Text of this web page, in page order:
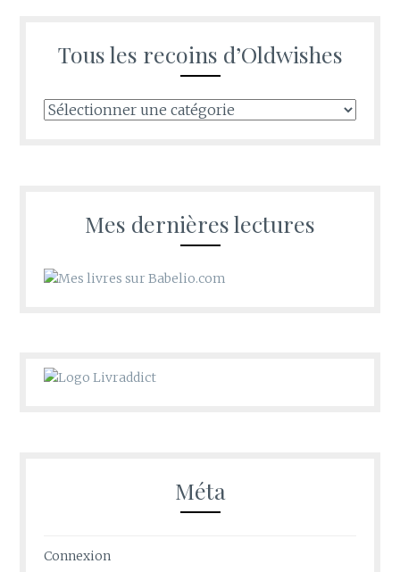
Tous les recoins d’Oldwishes
Tous
Mes dernières lectures
Méta
Connexion